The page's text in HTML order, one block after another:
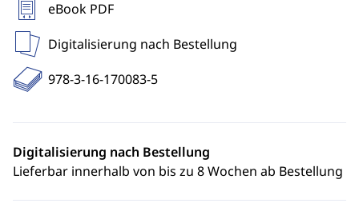
eBook PDF
Digitalisierung nach Bestellung
978-3-16-170083-5
Digitalisierung nach Bestellung
Lieferbar innerhalb von bis zu 8 Wochen ab Bestellung